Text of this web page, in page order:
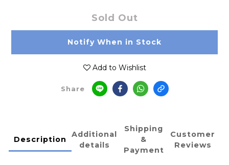
Sold Out
Notify When in Stock
Add to Wishlist
Share
Description
Additional
details
Shipping
&
Payment
Customer
Reviews